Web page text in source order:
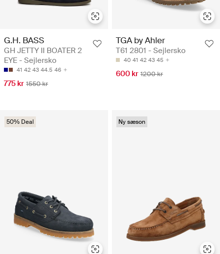
G.H. BASS
GH JETTY II BOATER 2
EYE - Sejlersko
41 42 43 44.5 46
775 kr 1550 kr
TGA by Ahler
T61 2801 - Sejlersko
40 41 42 43 45
600 kr 1200 kr
50% Deal Ny sæson